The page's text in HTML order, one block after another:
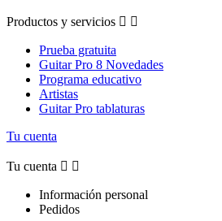
Productos y servicios  
Prueba gratuita
Guitar Pro 8 Novedades
Programa educativo
Artistas
Guitar Pro tablaturas
Tu cuenta
Tu cuenta  
Información personal
Pedidos